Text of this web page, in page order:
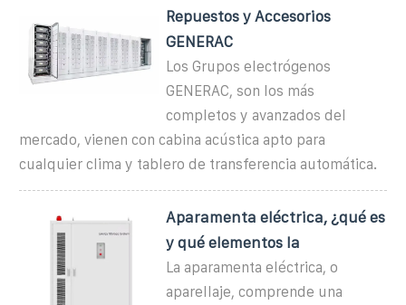
Repuestos y Accesorios
GENERAC
Los Grupos electrógenos
GENERAC, son los más
completos y avanzados del
mercado, vienen con cabina acústica apto para
cualquier clima y tablero de transferencia automática.
Aparamenta eléctrica, ¿qué es
y qué elementos la
La aparamenta eléctrica, o
aparellaje, comprende una